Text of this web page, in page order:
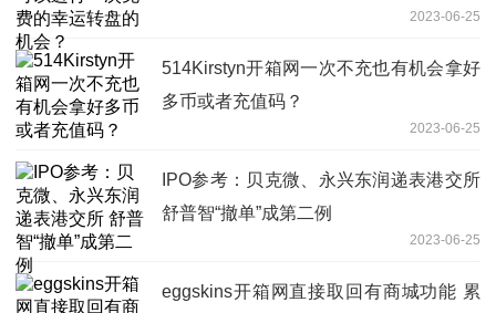
2023-06-25
514Kirstyn开箱网一次不充也有机会拿好
多币或者充值码？
2023-06-25
IPO参考：贝克微、永兴东润递表港交所
舒普智“撤单”成第二例
2023-06-25
eggskins开箱网直接取回有商城功能 累